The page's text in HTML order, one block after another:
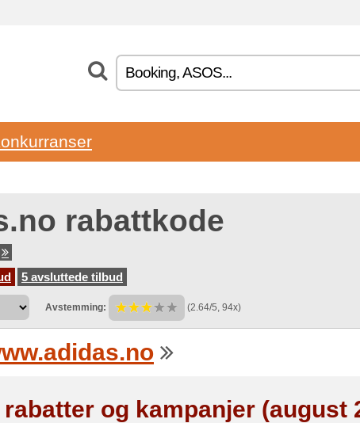
rabattkode
5 avsluttede tilbud
Avstemming: (2.64/5, 94x)
og kampanjer (august